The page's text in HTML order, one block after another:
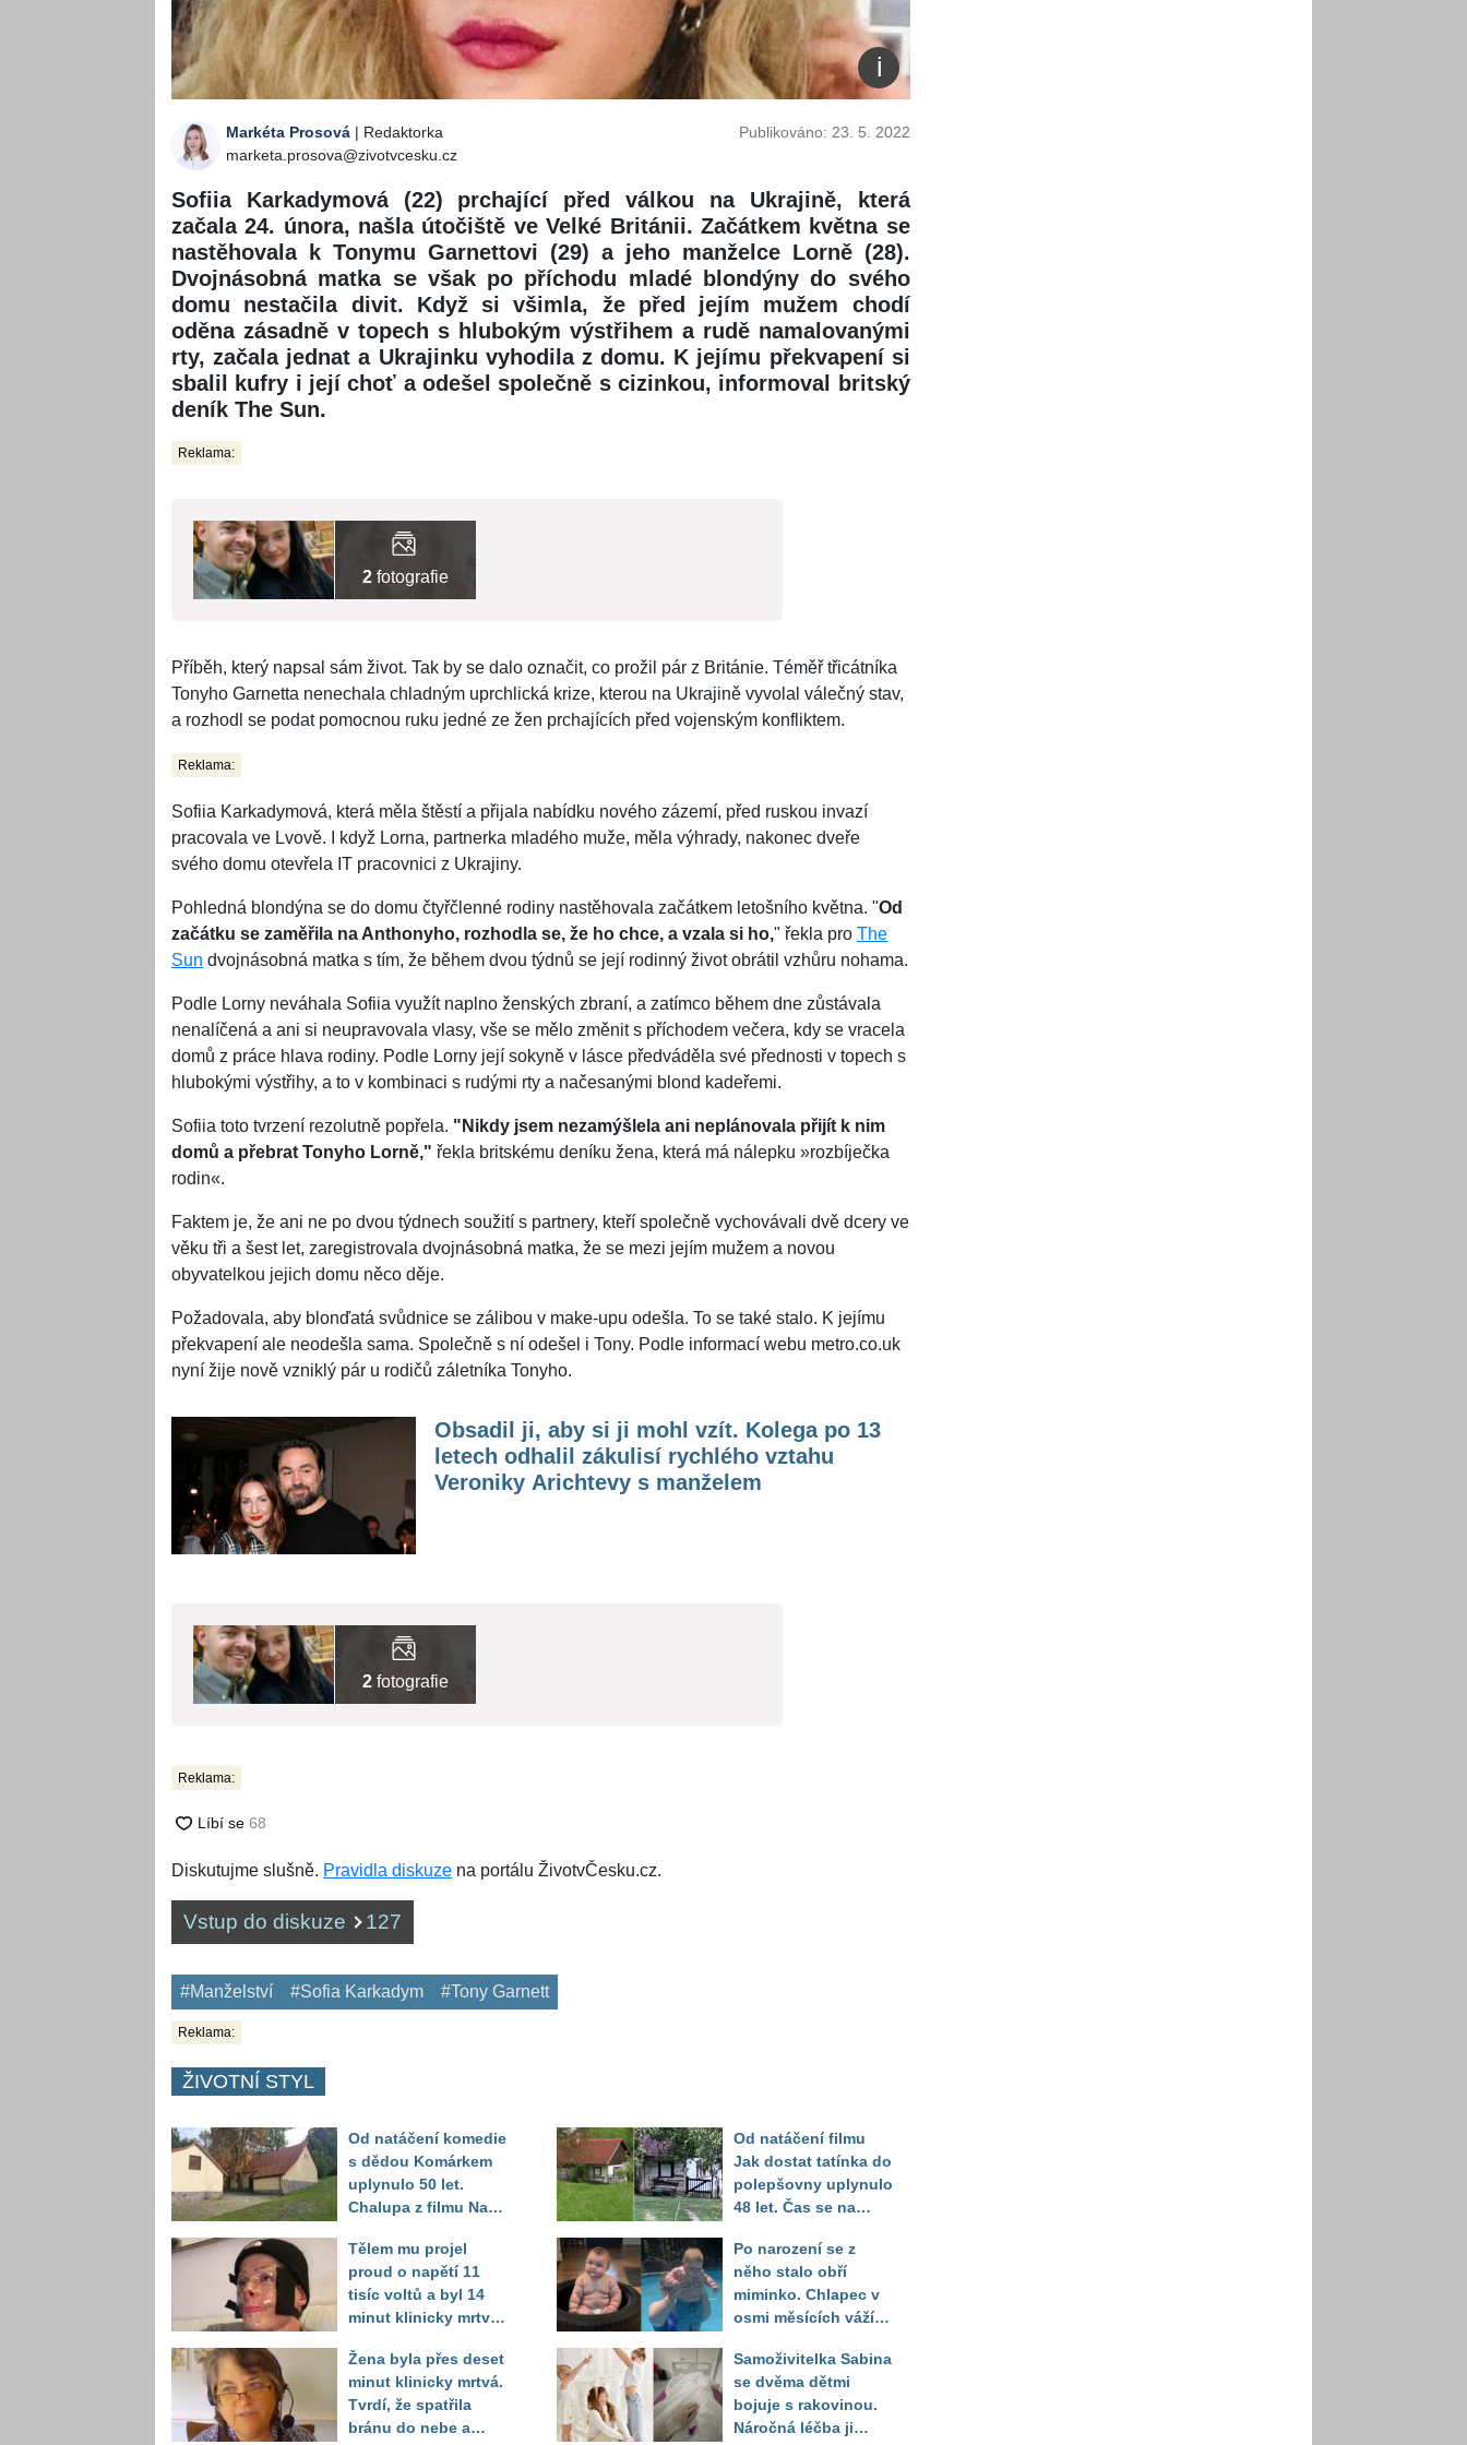
Markéta Prosová | Redaktorka
marketa.prosova@zivotvcesku.cz
Publikováno: 23. 5. 2022
Sofiia Karkadymová (22) prchající před válkou na Ukrajině, která
začala 24. února, našla útočiště ve Velké Británii. Začátkem května se
nastěhovala k Tonymu Garnettovi (29) a jeho manželce Lorně (28).
Dvojnásobná matka se však po příchodu mladé blondýny do svého
domu nestačila divit. Když si všimla, že před jejím mužem chodí
oděna zásadně v topech s hlubokým výstřihem a rudě namalovanými
rty, začala jednat a Ukrajinku vyhodila z domu. K jejímu překvapení si
sbalil kufry i její choť a odešel společně s cizinkou, informoval britský
deník The Sun.
Reklama:
2 fotografie
Příběh, který napsal sám život. Tak by se dalo označit, co prožil pár z Británie. Téměř třicátníka
Tonyho Garnetta nenechala chladným uprchlická krize, kterou na Ukrajině vyvolal válečný stav,
a rozhodl se podat pomocnou ruku jedné ze žen prchajících před vojenským konfliktem.
Reklama:
Sofiia Karkadymová, která měla štěstí a přijala nabídku nového zázemí, před ruskou invazí
pracovala ve Lvově. I když Lorna, partnerka mladého muže, měla výhrady, nakonec dveře
svého domu otevřela IT pracovnici z Ukrajiny.
Pohledná blondýna se do domu čtyřčlenné rodiny nastěhovala začátkem letošního května. "Od
začátku se zaměřila na Anthonyho, rozhodla se, že ho chce, a vzala si ho," řekla pro The
Sun dvojnásobná matka s tím, že během dvou týdnů se její rodinný život obrátil vzhůru nohama.
Podle Lorny neváhala Sofiia využít naplno ženských zbraní, a zatímco během dne zůstávala
nenalíčená a ani si neupravovala vlasy, vše se mělo změnit s příchodem večera, kdy se vracela
domů z práce hlava rodiny. Podle Lorny její sokyně v lásce předváděla své přednosti v topech s
hlubokými výstřihy, a to v kombinaci s rudými rty a načesanými blond kadeřemi.
Sofiia toto tvrzení rezolutně popřela. "Nikdy jsem nezamýšlela ani neplánovala přijít k nim
domů a přebrat Tonyho Lorně," řekla britskému deníku žena, která má nálepku »rozbíječka
rodin«.
Faktem je, že ani ne po dvou týdnech soužití s partnery, kteří společně vychovávali dvě dcery ve
věku tři a šest let, zaregistrovala dvojnásobná matka, že se mezi jejím mužem a novou
obyvatelkou jejich domu něco děje.
Požadovala, aby blonďatá svůdnice se zálibou v make-upu odešla. To se také stalo. K jejímu
překvapení ale neodešla sama. Společně s ní odešel i Tony. Podle informací webu metro.co.uk
nyní žije nově vzniklý pár u rodičů záletníka Tonyho.
Obsadil ji, aby si ji mohl vzít. Kolega po 13
letech odhalil zákulisí rychlého vztahu
Veroniky Arichtevy s manželem
2 fotografie
Reklama:
Diskutujme slušně. Pravidla diskuze na portálu ŽivotvČesku.cz.
Vstup do diskuze 127
#Manželství #Sofia Karkadym #Tony Garnett
Reklama:
ŽIVOTNÍ STYL
Od natáčení komedie
s dědou Komárkem
uplynulo 50 let.
Chalupa z filmu Na
proměnila k
nepoznání
Tělem mu projel
proud o napětí 11
tisíc voltů a byl 14
minut klinicky mrtvý.
mladík nejkrutější
daň
Žena byla přes deset
minut klinicky mrtvá.
Tvrdí, že spatřila
bránu do nebe a
Od natáčení filmu
Jak dostat tatínka do
polepšovny uplynulo
48 let. Čas se na
podepsal, lavička je
ale stále na stejném
místě
Po narození se z
něho stalo obří
miminko. Chlapec v
osmi měsících váží
Samoživitelka Sabina
se dvěma dětmi
bojuje s rakovinou.
Náročná léčba ji